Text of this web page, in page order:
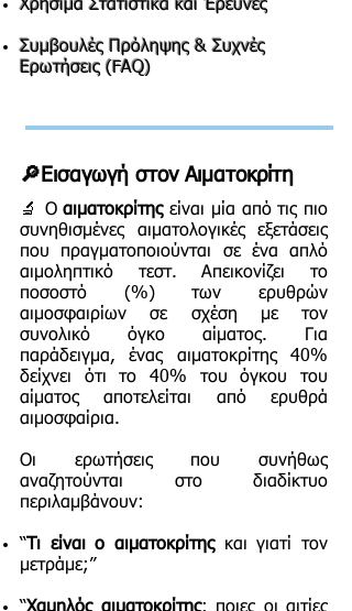
Χρήσιμα Στατιστικά και Έρευνες
Συμβουλές Πρόληψης & Συχνές
Ερωτήσεις (FAQ)
🔎Εισαγωγή στον Αιματοκρίτη
🔬 Οαιματοκρίτης είναι μία από τις πιο
συνηθισμένες αιματολογικές εξετάσεις
που πραγματοποιούνται σε ένα απλό
αιμοληπτικό τεστ. Απεικονίζει το
ποσοστό (%) των ερυθρών
αιμοσφαιρίων σε σχέση με τον
συνολικό όγκο αίματος. Για
παράδειγμα, ένας αιματοκρίτης 40%
δείχνει ότι το 40% του όγκου του
αίματος αποτελείται από ερυθρά
αιμοσφαίρια.
Οι ερωτήσεις που συνήθως
αναζητούνται στο διαδίκτυο
περιλαμβάνουν:
“ Τι είναι ο αιματοκρίτηςκαι γιατί τον
μετράμε;”